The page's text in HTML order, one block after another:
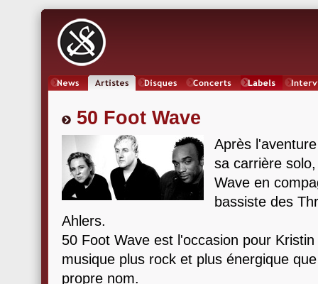
50 Foot Wave
Après
sa carrière
Wave en
bassiste des
Ahlers.
50 Foot Wave est l'occasion pour
musique plus rock et plus énergique
propre nom.